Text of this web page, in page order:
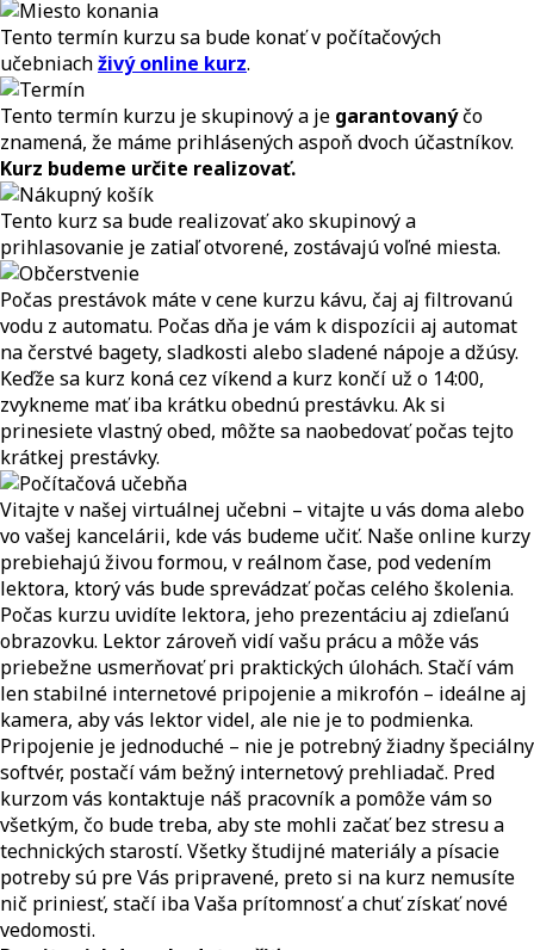
Tento termín kurzu sa bude konať v počítačových
učebniachživý online kurz.
Tento termín kurzu je skupinový a je garantovanýčo
znamená, že máme prihlásených aspoň dvoch účastníkov.
Kurz budeme určite realizovať.
Tento kurz sa bude realizovať ako skupinový a
prihlasovanie je zatiaľ otvorené, zostávajú voľné miesta.
Počas prestávok máte v cene kurzu kávu, čaj aj filtrovanú
vodu z automatu. Počas dňa je vám k dispozícii aj automat
na čerstvé bagety, sladkosti alebo sladené nápoje a džúsy.
Keďže sa kurz koná cez víkend a kurz končí už o 14:00,
zvykneme mať iba krátku obednú prestávku. Ak si
prinesiete vlastný obed, môžte sa naobedovať počas tejto
krátkej prestávky.
Vitajte v našej virtuálnej učebni – vitajte u vás doma alebo
vo vašej kancelárii, kde vás budeme učiť. Naše online kurzy
prebiehajú živou formou, v reálnom čase, pod vedením
lektora, ktorý vás bude sprevádzať počas celého školenia.
Počas kurzu uvidíte lektora, jeho prezentáciu aj zdieľanú
obrazovku. Lektor zároveň vidí vašu prácu a môže vás
priebežne usmerňovať pri praktických úlohách. Stačí vám
len stabilné internetové pripojenie a mikrofón – ideálne aj
kamera, aby vás lektor videl, ale nie je to podmienka.
Pripojenie je jednoduché – nie je potrebný žiadny špeciálny
softvér, postačí vám bežný internetový prehliadač. Pred
kurzom vás kontaktuje náš pracovník a pomôže vám so
všetkým, čo bude treba, aby ste mohli začať bez stresu a
technických starostí. Všetky študijné materiály a písacie
potreby sú pre Vás pripravené, preto si na kurz nemusíte
nič priniesť, stačí iba Vaša prítomnosť a chuť získať nové
vedomosti.